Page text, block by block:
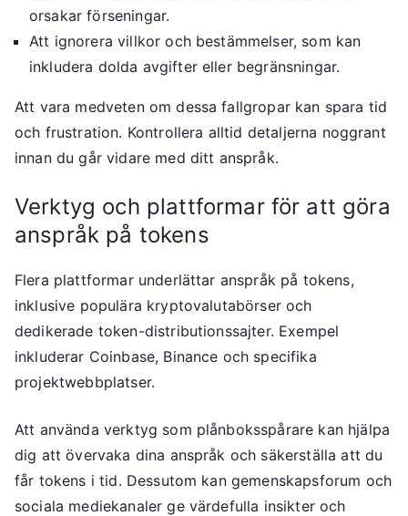
orsakar förseningar.
Att ignorera villkor och bestämmelser, som kan
inkludera dolda avgifter eller begränsningar.
Att vara medveten om dessa fallgropar kan spara tid
och frustration. Kontrollera alltid detaljerna noggrant
innan du går vidare med ditt anspråk.
Verktyg och plattformar för att göra
anspråk på tokens
Flera plattformar underlättar anspråk på tokens,
inklusive populära kryptovalutabörser och
dedikerade token-distributionssajter. Exempel
inkluderar Coinbase, Binance och specifika
projektwebbplatser.
Att använda verktyg som plånboksspårare kan hjälpa
dig att övervaka dina anspråk och säkerställa att du
får tokens i tid. Dessutom kan gemenskapsforum och
sociala mediekanaler ge värdefulla insikter och